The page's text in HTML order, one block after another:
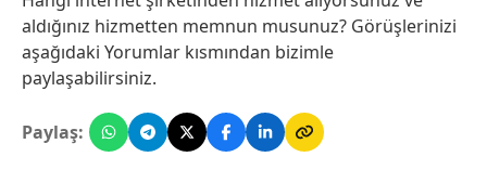
aldığınız hizmetten memnun musunuz? Görüşlerinizi
aşağıdaki Yorumlar kısmından bizimle
paylaşabilirsiniz.
Paylaş: